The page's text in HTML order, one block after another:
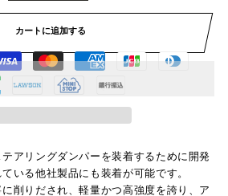
カートに追加する
アリングダンパーを装着するために開発
いる他社製品にも装着が可能です。
削りだされ、軽量かつ高強度を誇り、ア